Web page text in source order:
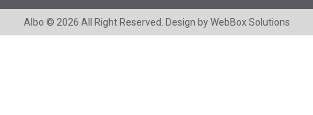
Albo © 2026 All Right Reserved. Design byWebBox Solutions